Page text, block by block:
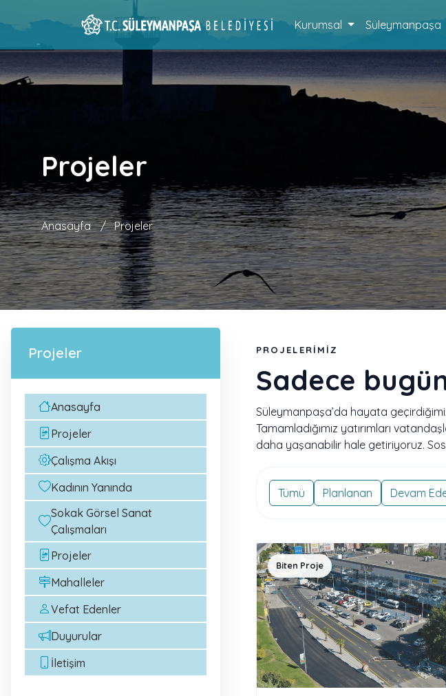
Kurumsal Süleymanpaşa
Projeler
Anasayfa / Projeler
Projeler
Anasayfa
Projeler
Çalışma Akışı
Kadının Yanında
Sokak Görsel Sanat
Çalışmaları
Projeler
Mahalleler
Vefat Edenler
Duyurular
İletişim
PROJELERIMIZ
Sadece
Süleymanpaşa’da hayata
Tamamladığımız yatırımları
daha yaşanabilir hale getiriyoruz.
Tümü Planlanan Devam
Biten Proje